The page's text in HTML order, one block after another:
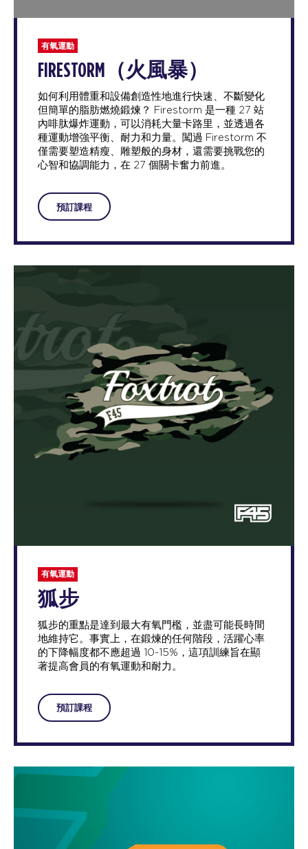
有氧運動
FIRESTORM（火風暴）
如何利用體重和設備創造性地進行快速、不斷變化
但簡單的脂肪燃燒鍛煉？ Firestorm 是一種 27 站
內啡肽爆炸運動，可以消耗大量卡路里，並透過各
種運動增強平衡、耐力和力量。闖過 Firestorm 不
僅需要塑造精瘦、雕塑般的身材，還需要挑戰您的
心智和協調能力，在 27 個關卡奮力前進。
預訂課程
有氧運動
狐步
狐步的重點是達到最大有氧門檻，並盡可能長時間
地維持它。事實上，在鍛煉的任何階段，活躍心率
的下降幅度都不應超過 10-15%，這項訓練旨在顯
著提高會員的有氧運動和耐力。
預訂課程